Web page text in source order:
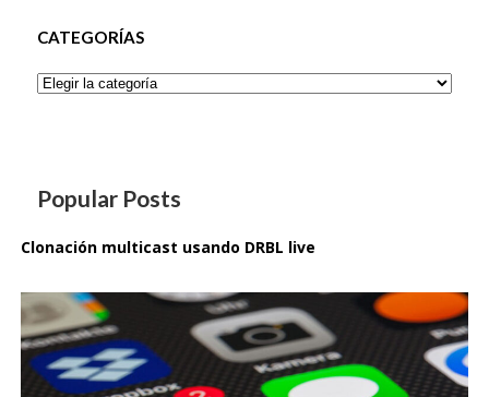
CATEGORÍAS
Categorías
Popular Posts
Clonación multicast usando DRBL live